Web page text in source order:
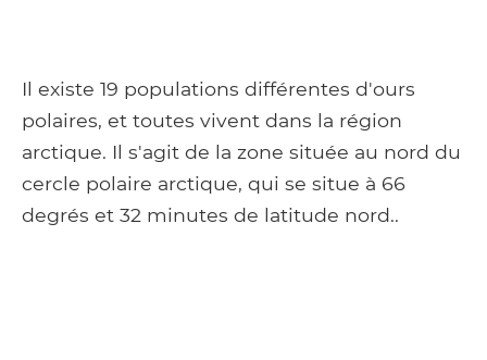
Il existe 19 populations différentes d'ours
polaires, et toutes vivent dans la région
arctique. Il s'agit de la zone située au nord du
cercle polaire arctique, qui se situe à 66
degrés et 32 ​​minutes de latitude nord..